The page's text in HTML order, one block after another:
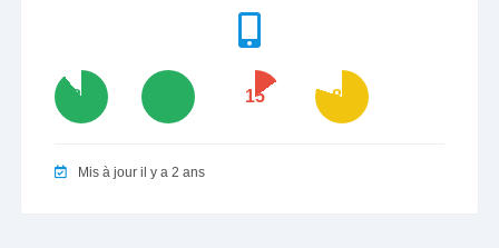
89 15 80
Mis à jour il y a 2 ans